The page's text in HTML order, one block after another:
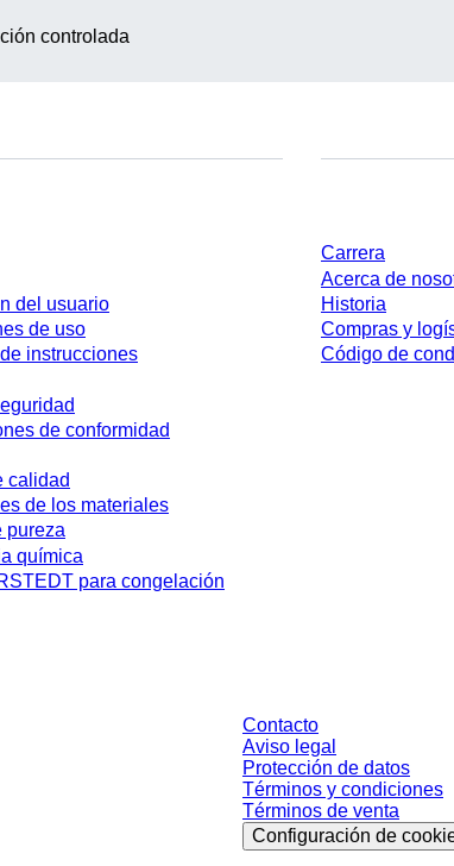
controlada
del usuario
de uso
instrucciones
de conformidad
calidad
de los materiales
pureza
química
para congelación
Carrera
Acerca de
Historia
Compras y
Código de
Contacto
Aviso legal
Protección de datos
Términos y condiciones
Términos de venta
Configuración de